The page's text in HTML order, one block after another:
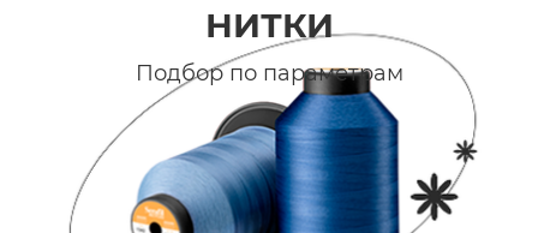
НИТКИ
Подбор по параметрам